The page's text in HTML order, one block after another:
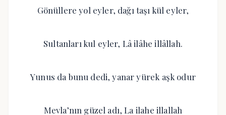
Gönüllere yol eyler, dağı taşı kül eyler,
Sultanları kul eyler, Lâ ilâhe illâllah.
Yunus da bunu dedi, yanar yürek aşk odur
Mevla’nın güzel adı, La ilahe illallah